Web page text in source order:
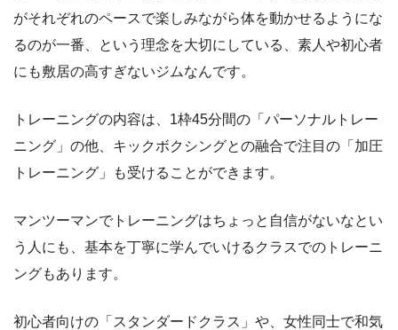
がそれぞれのペースで楽しみながら体を動かせるようにな
るのが一番、という理念を大切にしている、素人や初心者
にも敷居の高すぎないジムなんです。
トレーニングの内容は、1枠45分間の「パーソナルトレー
ニング」の他、キックボクシングとの融合で注目の「加圧
トレーニング」も受けることができます。
マンツーマンでトレーニングはちょっと自信がないなとい
う人にも、基本を丁寧に学んでいけるクラスでのトレーニ
ングもあります。
初心者向けの「スタンダードクラス」や、女性同士で和気